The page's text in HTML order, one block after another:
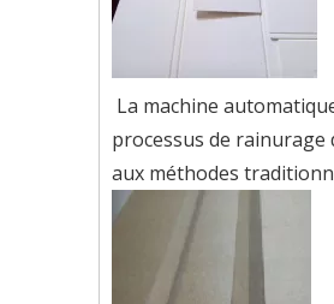
La machine
processus de
aux méthodes